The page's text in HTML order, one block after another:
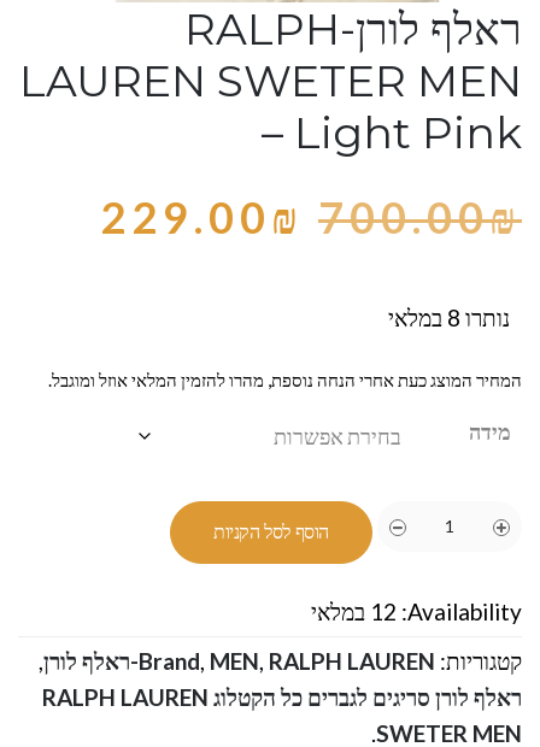
ראלף לורן-RALPH
LAUREN SWETER MEN
– Light Pink
700.00₪
229.00₪
נותרו 8 במלאי
המחיר המוצג כעת אחרי הנחה נוספת, מהרו להזמין המלאי אוזל ומוגבל.
מידה
הוסף לסל הקניות
Availability: 12 במלאי
קטגוריות:
Brand MEN RALPH LAUREN-ראלף לורן
ראלף לורן סריגים לגברים כל הקטלוג RALPH LAUREN
SWETER MEN